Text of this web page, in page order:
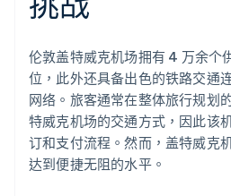
伦敦盖特威克机场拥有 4 万余个
位，此外还具备出色的铁路交通
网络。旅客通常在整体旅行规划
特威克机场的交通方式，因此该
订和支付流程。然而，盖特威克
达到便捷无阻的水平。